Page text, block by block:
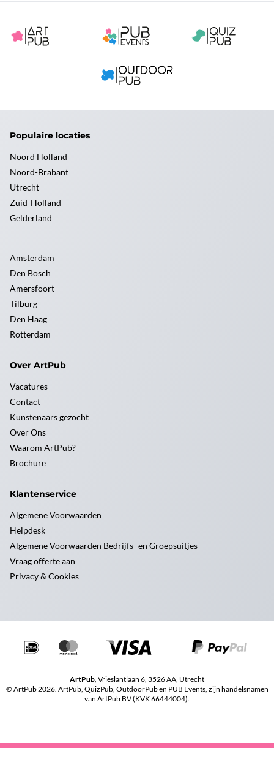
Populaire locaties
Noord Holland
Noord-Brabant
Utrecht
Zuid-Holland
Gelderland
Amsterdam
Den Bosch
Amersfoort
Tilburg
Den Haag
Rotterdam
Over ArtPub
Vacatures
Contact
Kunstenaars gezocht
Over Ons
Waarom ArtPub?
Brochure
Klantenservice
Algemene Voorwaarden
Helpdesk
Algemene Voorwaarden Bedrijfs- en Groepsuitjes
Vraag offerte aan
Privacy & Cookies
ArtPub , Vrieslantlaan 6, 3526 AA, Utrecht
© ArtPub 2026. ArtPub, QuizPub, OutdoorPub en PUB Events, zijn handelsnamen
van ArtPub BV (KVK 66444004).